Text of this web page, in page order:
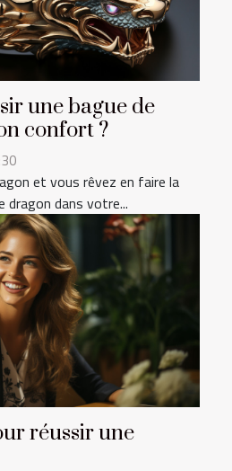
une bague de
confort ?
et vous rêvez en faire la
dragon dans votre...
réussir une